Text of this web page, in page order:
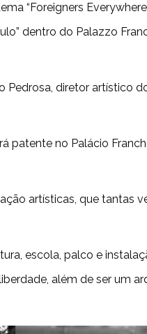
“Foreigners
dentro do Palazzo
Pedrosa, diretor artístico
patente no Palácio
artísticas, que tantas
escola, palco e
além de ser um